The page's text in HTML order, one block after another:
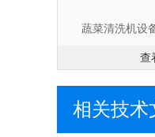
蔬菜清洗机设
查
相关技术